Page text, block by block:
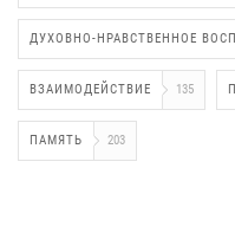
ДУХОВНО-НРАВСТВЕННОЕ
ВЗАИМОДЕЙСТВИЕ 135
ПАМЯТЬ 203